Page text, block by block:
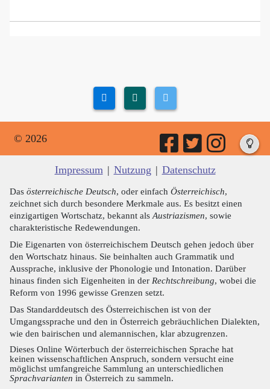
© 2026
Impressum | Nutzung | Datenschutz
Das österreichische Deutsch, oder einfach Österreichisch,
zeichnet sich durch besondere Merkmale aus. Es besitzt einen
einzigartigen Wortschatz, bekannt als Austriazismen, sowie
charakteristische Redewendungen.
Die Eigenarten von österreichischem Deutsch gehen jedoch über
den Wortschatz hinaus. Sie beinhalten auch Grammatik und
Aussprache, inklusive der Phonologie und Intonation. Darüber
hinaus finden sich Eigenheiten in der Rechtschreibung, wobei die
Reform von 1996 gewisse Grenzen setzt.
Das Standarddeutsch des Österreichischen ist von der
Umgangssprache und den in Österreich gebräuchlichen Dialekten,
wie den bairischen und alemannischen, klar abzugrenzen.
Dieses Online Wörterbuch der österreichischen Sprache hat
keinen wissenschaftlichen Anspruch, sondern versucht eine
möglichst umfangreiche Sammlung an unterschiedlichen
Sprachvarianten in Österreich zu sammeln.